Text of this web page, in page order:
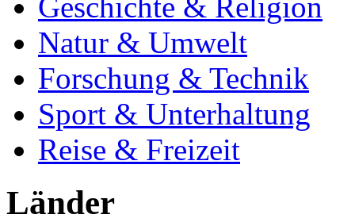
Natur & Umwelt
Forschung & Technik
Sport & Unterhaltung
Reise & Freizeit
Länder